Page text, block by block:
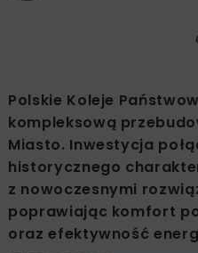
Polskie Koleje
kompleksową
Miasto. Inwestycja
historycznego
z nowoczesnymi
poprawiając komfort
oraz efektywność